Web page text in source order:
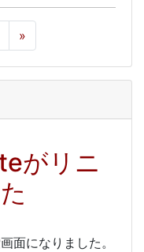
»
がリニ
面になりました。